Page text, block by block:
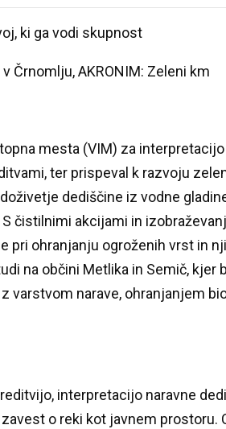
ki ga vodi skupnost
Črnomlju, AKRONIM: Zeleni km
mesta (VIM) za interpretacijo
ter prispeval k razvoju
dediščine iz vodne
čistilnimi akcijami in
pri ohranjanju ogroženih vrst in
na občini Metlika in Semič, kjer
varstvom narave, ohranjanjem
interpretacijo naravne
o reki kot javnem prostoru.